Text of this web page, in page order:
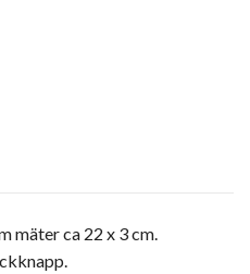
mäter ca 22 x 3 cm.